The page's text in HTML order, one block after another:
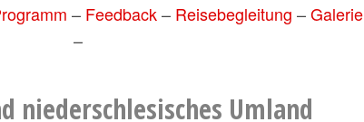
– Feedback– Reisebegleitung –Galerie
–
niederschlesisches Umland